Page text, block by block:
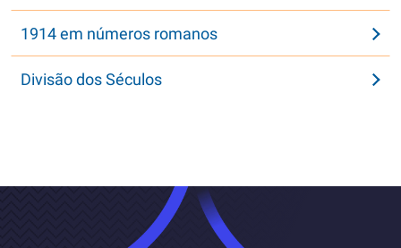
1914 em números romanos
Divisão dos Séculos